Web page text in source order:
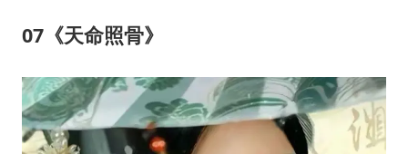
07《天命照骨》